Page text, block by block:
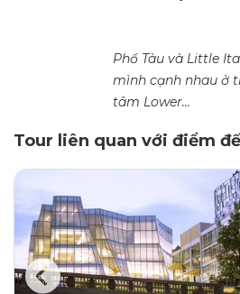
Phố Tàu và Little
mình cạnh nhau ở
tâm Lower...
Tour liên quan với điểm